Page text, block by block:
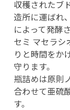
収穫されたブ
造所に運ばれ
によって発酵
セミ マセラシ
りと時間をか
守ります。
瓶詰めは原則
合わせて亜硫
す。